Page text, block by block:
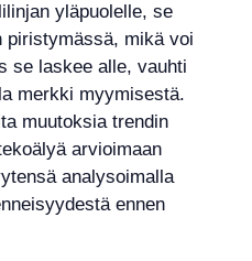
yläpuolelle, se
piristymässä, mikä voi
se laskee alle, vauhti
merkki myymisestä.
muutoksia trendin
arvioimaan
analysoimalla
ennen